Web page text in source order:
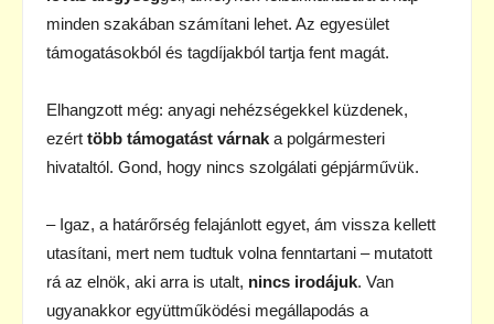
minden szakában számítani lehet. Az egyesület
támogatásokból és tagdíjakból tartja fent magát.
Elhangzott még: anyagi nehézségekkel küzdenek,
ezért több támogatást várnak a polgármesteri
hivataltól. Gond, hogy nincs szolgálati gépjárművük.
– Igaz, a határőrség felajánlott egyet, ám vissza kellett
utasítani, mert nem tudtuk volna fenntartani – mutatott
rá az elnök, aki arra is utalt, nincs irodájuk. Van
ugyanakkor együttműködési megállapodás a